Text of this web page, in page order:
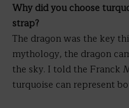
Why did you choose
strap?
The dragon was the key
mythology, the dragon
the sky. I told the Franck
turquoise can represent